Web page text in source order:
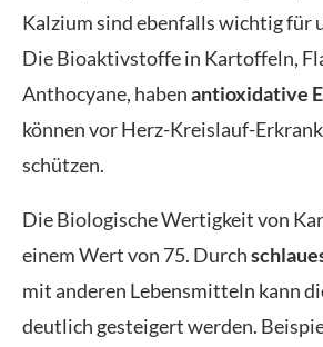
Kalzium sind ebenfalls wichtig für
Die Bioaktivstoffe in Kartoffeln,
Anthocyane, habenantioxidative
können vor Herz-Kreislauf-
schützen.
Die Biologische Wertigkeit von
einem Wert von 75. Durch
mit anderen Lebensmitteln kann
deutlich gesteigert werden.